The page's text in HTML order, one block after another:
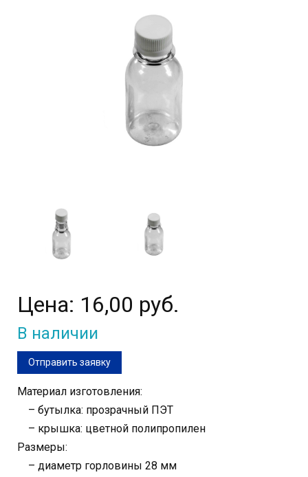
Цена: 16,00 руб.
В наличии
Отправить заявку
Материал изготовления:
– бутылка: прозрачный ПЭТ
– крышка: цветной полипропилен
Размеры:
– диаметр горловины 28 мм